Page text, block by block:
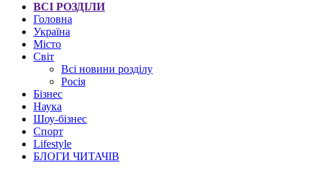
ВСІ РОЗДІЛИ
Головна
Україна
Місто
Світ
Всі новини розділу
Росія
Бізнес
Наука
Шоу-бізнес
Спорт
Lifestyle
БЛОГИ ЧИТАЧІВ